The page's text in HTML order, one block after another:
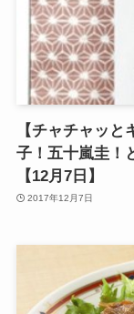
【チャチャッ
子！五十嵐圭！
【12月7日】
2017年12月7日